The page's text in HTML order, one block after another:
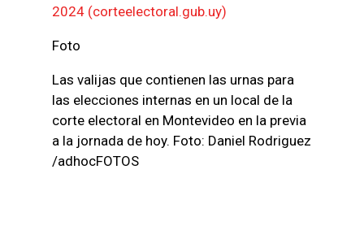
2024 (corteelectoral.gub.uy)
Foto
Las valijas que contienen las urnas para
las elecciones internas en un local de la
corte electoral en Montevideo en la previa
a la jornada de hoy. Foto: Daniel Rodriguez
/adhocFOTOS